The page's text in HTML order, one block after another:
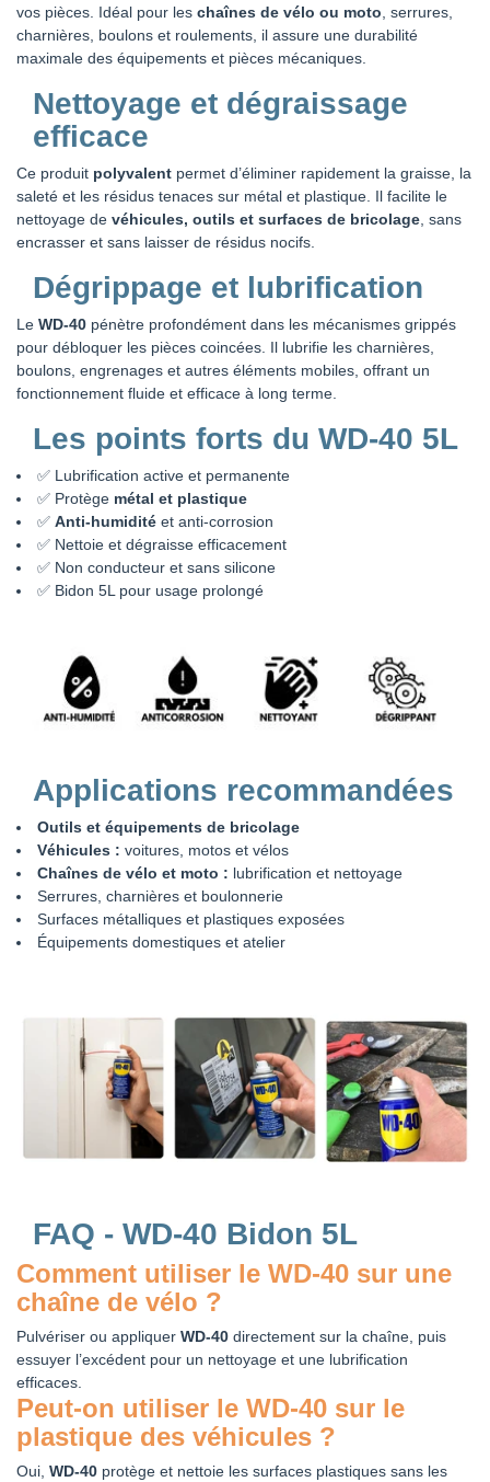
vos pièces. Idéal pour les chaînes de vélo ou moto , serrures,
charnières, boulons et roulements, il assure une durabilité
maximale des équipements et pièces mécaniques.
Nettoyage et dégraissage
efficace
Ce produit polyvalent permet d’éliminer rapidement la graisse, la
saleté et les résidus tenaces sur métal et plastique. Il facilite le
nettoyage de véhicules, outils et surfaces de bricolage , sans
encrasser et sans laisser de résidus nocifs.
Dégrippage et lubrification
Le WD-40 pénètre profondément dans les mécanismes grippés
pour débloquer les pièces coincées. Il lubrifie les charnières,
boulons, engrenages et autres éléments mobiles, offrant un
fonctionnement fluide et efficace à long terme.
Les points forts du WD-40 5L
✅ Lubrification active et permanente
✅ Protège métal et plastique
✅ Anti-humidité et anti-corrosion
✅ Nettoie et dégraisse efficacement
✅ Non conducteur et sans silicone
✅ Bidon 5L pour usage prolongé
Applications recommandées
Outils et équipements de bricolage
Véhicules : voitures, motos et vélos
Chaînes de vélo et moto : lubrification et nettoyage
Serrures, charnières et boulonnerie
Surfaces métalliques et plastiques exposées
Équipements domestiques et atelier
FAQ - WD-40 Bidon 5L
Comment utiliser le WD-40 sur une
chaîne de vélo ?
Pulvériser ou appliquer WD-40 directement sur la chaîne, puis
essuyer l’excédent pour un nettoyage et une lubrification
efficaces.
Peut-on utiliser le WD-40 sur le
plastique des véhicules ?
Oui, WD-40 protège et nettoie les surfaces plastiques sans les